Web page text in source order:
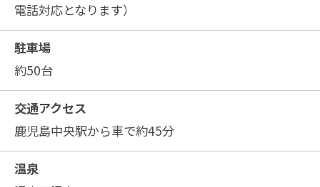
電話対応となります）
駐車場
約50台
交通アクセス
鹿児島中央駅から車で約45分
温泉